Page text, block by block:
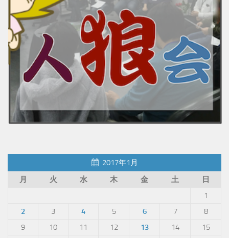
2017年1月
月
火 水 木 金 土 日
1
2
3 4 5 6 7
8
9
10 11 12 13 14
15